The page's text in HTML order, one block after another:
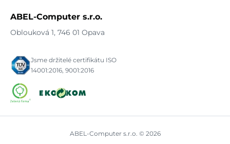
ABEL-Computer s.r.o.
Oblouková 1, 746 01 Opava
Jsme držitelé certifikátu ISO
14001:2016, 9001:2016
ABEL-Computer s.r.o. © 2026